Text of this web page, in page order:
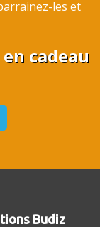
les et
cadeau
Budiz